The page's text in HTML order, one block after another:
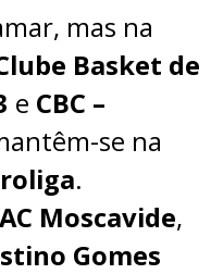
mas na
Basket de
e CBC –
se na
.
AC Moscavide,
Gomes